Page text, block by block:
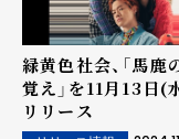
緑黄色社会、「馬鹿
覚え」を11月13日(
リリース